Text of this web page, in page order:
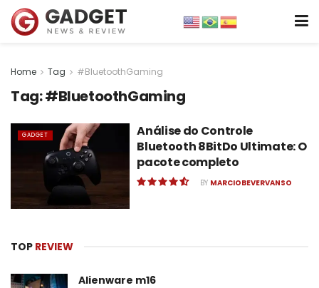
Home Tag #BluetoothGaming
Tag:#BluetoothGaming
GADGET
Análise do Controle
Bluetooth 8BitDo Ultimate: O
pacote completo
BY MARCIOBEVERVANSO
TOP REVIEW
Alienware m16